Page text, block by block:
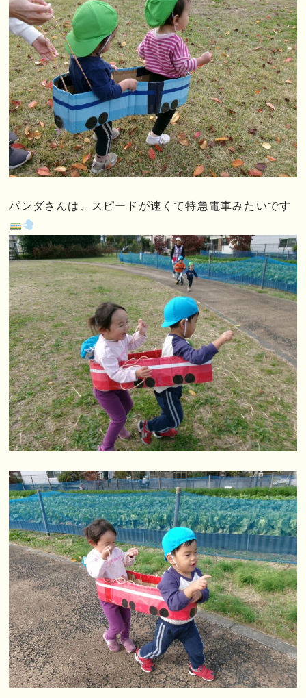
パンダさんは、スピードが速くて特急電車みたいです